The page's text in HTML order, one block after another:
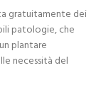
gratuitamente dei
patologie, che
plantare
necessità del